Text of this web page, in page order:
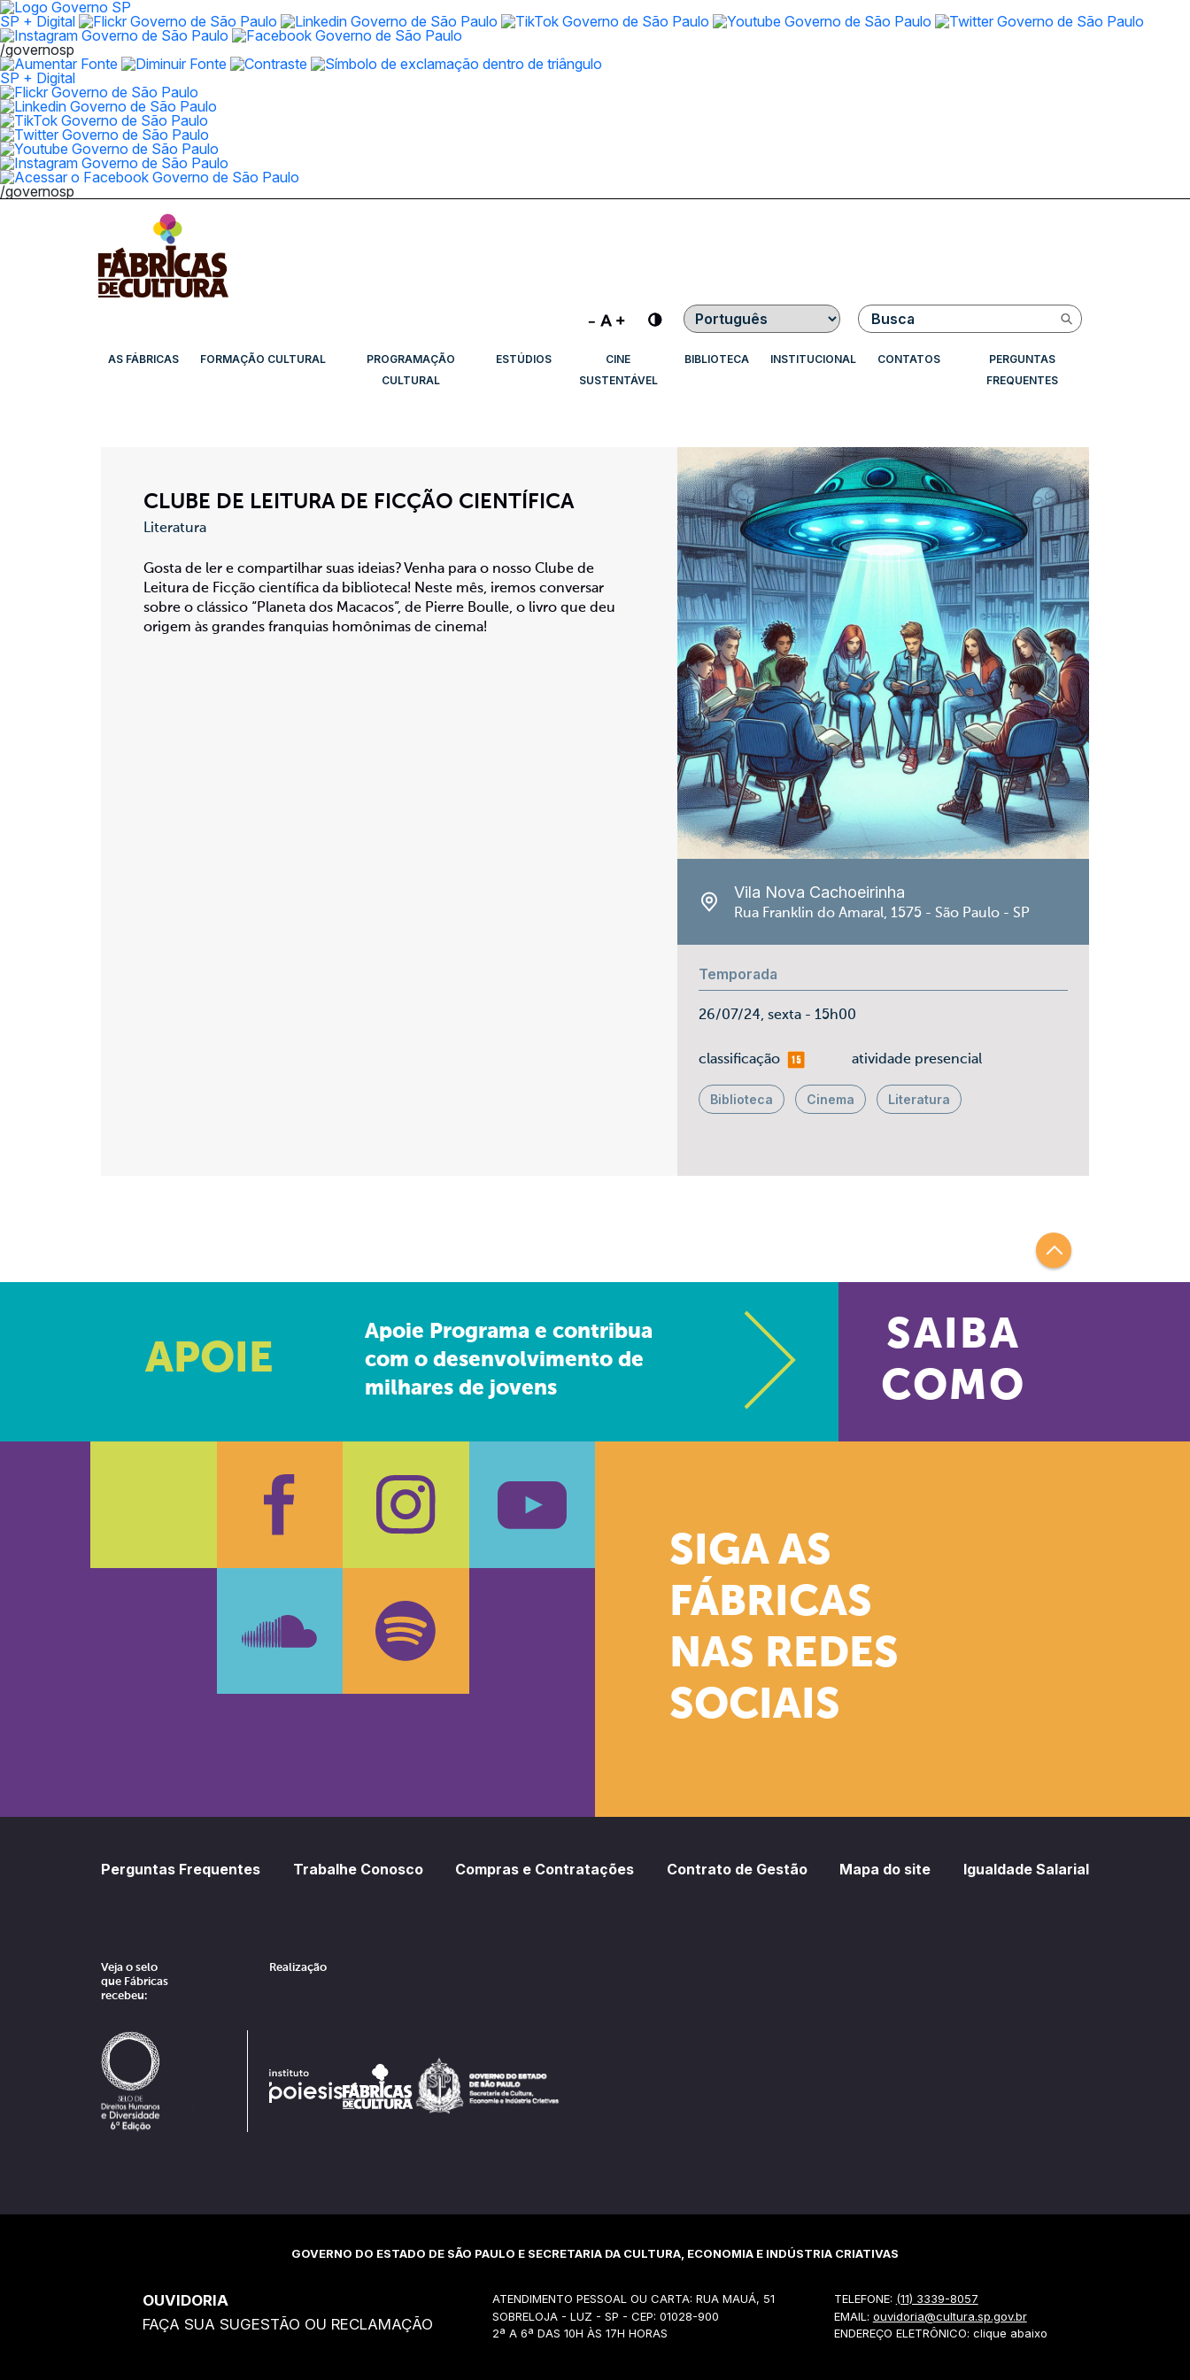
SP + Digital
/governosp
SP + Digital
/governosp
Contraste Buscar
AS FÁBRICAS FORMAÇÃO CULTURAL
PROGRAMAÇÃO
CULTURAL
ESTÚDIOS
CINE
SUSTENTÁVEL
BIBLIOTECA INSTITUCIONAL CONTATOS
PERGUNTAS
FREQUENTES
CLUBE DE LEITURA DE FICÇÃO CIENTÍFICA
Literatura
Gosta de ler e compartilhar suas ideias? Venha para o nosso Clube de
Leitura de Ficção científica da biblioteca! Neste mês, iremos conversar
sobre o clássico “Planeta dos Macacos”, de Pierre Boulle, o livro que deu
origem às grandes franquias homônimas de cinema!
Vila Nova Cachoeirinha
Rua Franklin do Amaral, 1575 - São Paulo - SP
Temporada
26/07/24, sexta - 15h00
classificaçãomais 15 atividade presencial
Biblioteca Cinema Literatura
APOIE
Apoie Programa e contribua
com o desenvolvimento de
milhares de jovens
SAIBA
COMO
SIGA AS
FÁBRICAS
NAS REDES
SOCIAIS
FacebookInstagram
Perguntas Frequentes Trabalhe Conosco Compras e Contratações Contrato de Gestão Mapa do site Igualdade Salarial
Veja o selo
que Fábricas
recebeu:
Realização
GOVERNO DO ESTADO DE SÃO PAULO E SECRETARIA DA CULTURA, ECONOMIA E INDÚSTRIA CRIATIVAS
OUVIDORIA
FAÇA SUA SUGESTÃO OU RECLAMAÇÃO
ATENDIMENTO PESSOAL OU CARTA: RUA MAUÁ, 51
SOBRELOJA - LUZ - SP - CEP: 01028-900
2ª A 6ª DAS 10H ÀS 17H HORAS
TELEFONE: (11) 3339-8057
EMAIL: ouvidoria@cultura.sp.gov.br
ENDEREÇO ELETRÔNICO: clique abaixo